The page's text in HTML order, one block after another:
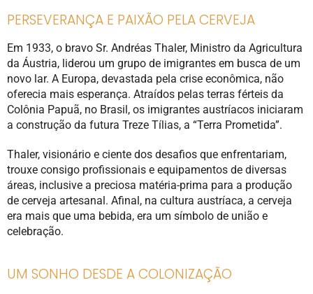
PERSEVERANÇA E PAIXÃO PELA CERVEJA
Em 1933, o bravo Sr. Andréas Thaler, Ministro da Agricultura
da Áustria, liderou um grupo de imigrantes em busca de um
novo lar. A Europa, devastada pela crise econômica, não
oferecia mais esperança. Atraídos pelas terras férteis da
Colônia Papuã, no Brasil, os imigrantes austríacos iniciaram
a construção da futura Treze Tílias, a “Terra Prometida”.
Thaler, visionário e ciente dos desafios que enfrentariam,
trouxe consigo profissionais e equipamentos de diversas
áreas, inclusive a preciosa matéria-prima para a produção
de cerveja artesanal. Afinal, na cultura austríaca, a cerveja
era mais que uma bebida, era um símbolo de união e
celebração.
UM SONHO DESDE A COLONIZAÇÃO